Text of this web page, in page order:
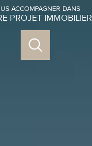
ACCOMPAGNER DANS
PROJET IMMOBILIER